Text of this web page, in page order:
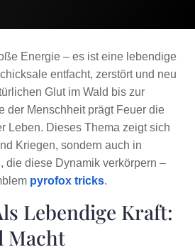
Energie – es ist eine lebendige
entfacht, zerstört und neu
Glut im Wald bis zur
der Menschheit prägt Feuer die
Leben. Dieses Thema zeigt sich
Kriegen, sondern auch in
die diese Dynamik verkörpern –
pyrofox tricks.
Lebendige Kraft:
Macht